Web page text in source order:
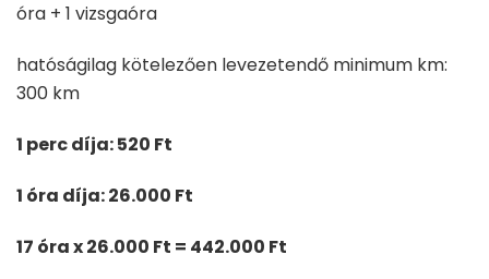
óra + 1 vizsgaóra
hatóságilag kötelezően levezetendő minimum km:
300 km
1 perc díja: 520 Ft
1 óra díja: 26.000 Ft
17 óra x 26.000 Ft = 442.000 Ft